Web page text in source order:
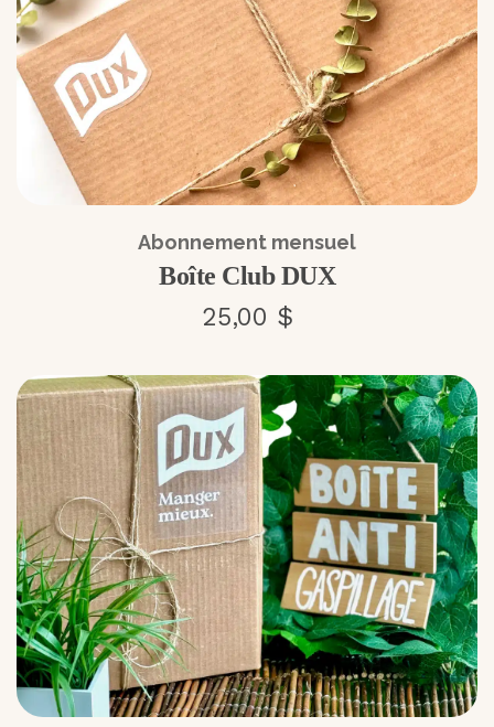
Abonnement mensuel
Boîte Club DUX
25,00 $